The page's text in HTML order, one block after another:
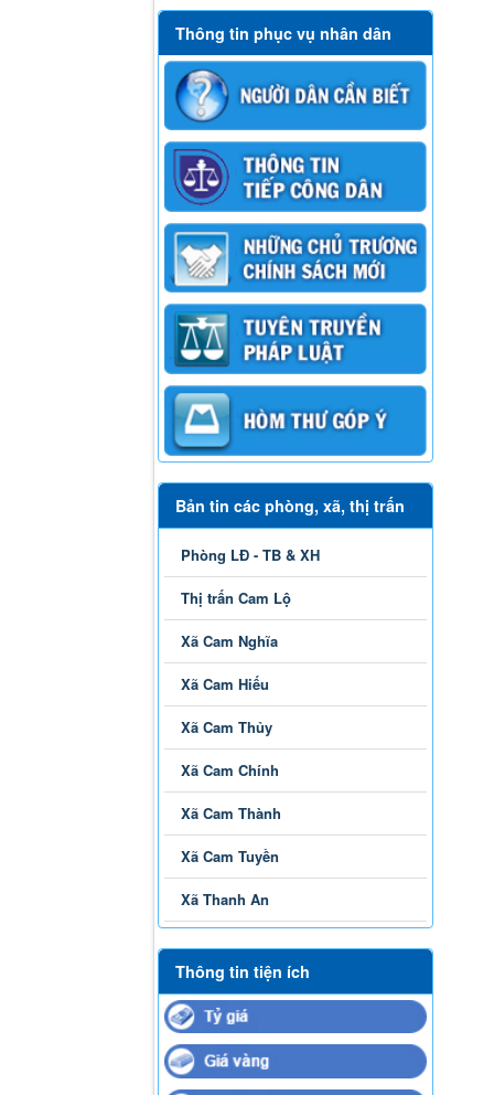
Thông tin phục vụ nhân dân
Bản tin các phòng, xã, thị trấn
Phòng LĐ - TB & XH
Thị trấn Cam Lộ
Xã Cam Nghĩa
Xã Cam Hiếu
Xã Cam Thủy
Xã Cam Chính
Xã Cam Thành
Xã Cam Tuyền
Xã Thanh An
Thông tin tiện ích